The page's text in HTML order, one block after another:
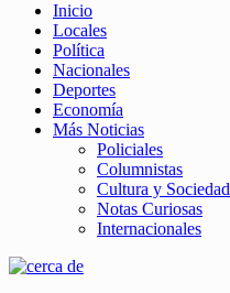
Inicio
Locales
Política
Nacionales
Deportes
Economía
Más Noticias
Policiales
Columnistas
Cultura y Sociedad
Notas Curiosas
Internacionales